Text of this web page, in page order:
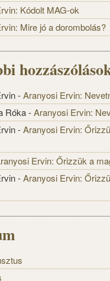
Kódolt MAG-ok
Mire jó a dorombolás?
-Aranyosi Ervin:
Róka-Aranyosi Ervin:
-Aranyosi Ervin:
Ervin: Őrizzük a
-Aranyosi Ervin: